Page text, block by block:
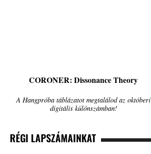
CORONER: Dissonance Theory
A Hangpróba táblázatot megtalálod az októberi
digitális különszámban!
RÉGI LAPSZÁMAINKAT